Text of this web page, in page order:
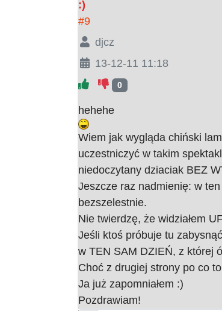
:)
#9
djcz
13-12-11 11:18
0
hehehe
Wiem jak wygląda chiński
uczestniczyć w takim
niedoczytany dziaciak BEZ
Jeszcze raz nadmienię: w
bezszelestnie.
Nie twierdzę, że widziałem
Jeśli ktoś próbuje tu
w TEN SAM DZIEŃ, z której
Choć z drugiej strony po co
Ja już zapomniałem :)
Pozdrawiam!